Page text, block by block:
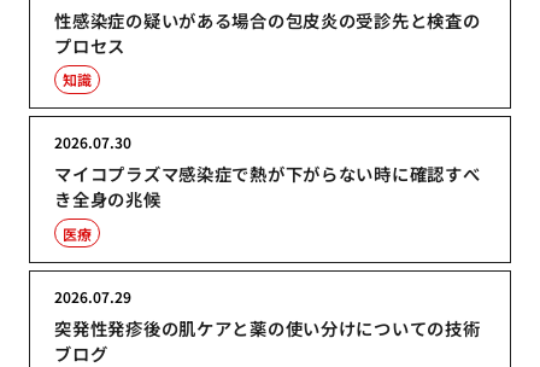
性感染症の疑いがある場合の包皮炎の受診先と検査の
プロセス
知識
マイコプラズマ感染症で熱が下がらない時に確認すべ
き全身の兆候
2026.07.30
医療
突発性発疹後の肌ケアと薬の使い分けについての技術
ブログ
2026.07.29